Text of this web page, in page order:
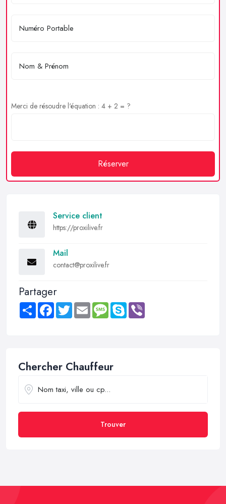
Merci de résoudre l'équation : 4 + 2 = ?
Réserver
Service client
https://proxilive.fr
Mail
contact@proxilive.fr
Partager
Share FacebookTwitter Email MessageSkype
Chercher Chauffeur
Trouver